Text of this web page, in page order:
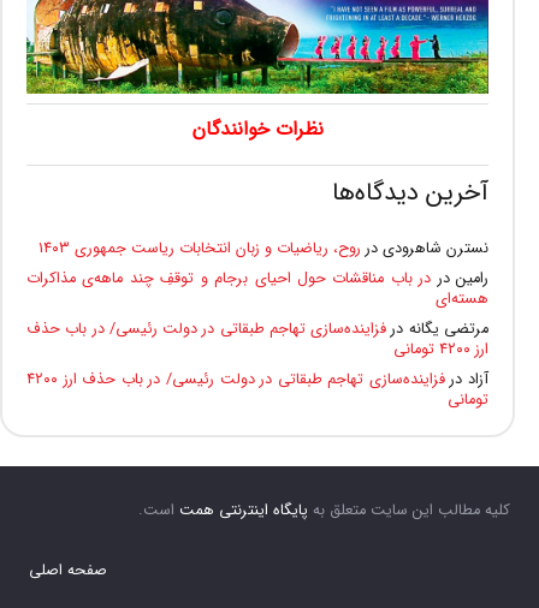
نظرات خوانندگان
آخرین دیدگاه‌ها
نسترن شاهرودی در روح، ریاضیات و زبان انتخابات ریاست جمهوری ۱۴۰۳
رامیندر در باب مناقشات حول احیای برجام و توقفِ چند ماهه‌ی مذاکرات
هسته‌ای
مرتضی یگانه درفزاینده‌سازی تهاجم طبقاتی در دولت رئیسی/ در باب حذف
ارز ۴۲۰۰ تومانی
آزاددر
فزاینده‌سازی تهاجم طبقاتی در دولت رئیسی/ در باب حذف ارز ۴۲۰۰
تومانی
کلیه مطالب این سایت متعلق به پایگاه اینترنتی همت است.
صفحه اصلی